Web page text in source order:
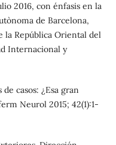
2016, con énfasis en la
de Barcelona,
la República Oriental del
Internacional y
casos: ¿Esa gran
Neurol 2015; 42(1):1-